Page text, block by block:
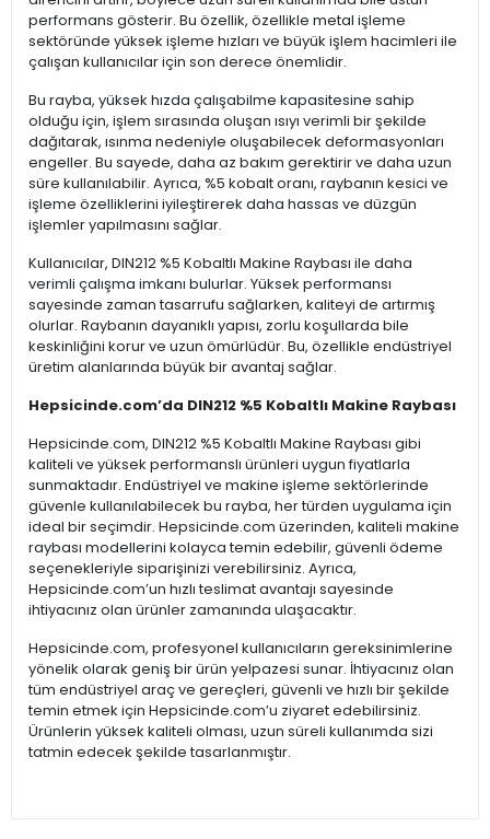
performans gösterir. Bu özellik, özellikle metal işleme
sektöründe yüksek işleme hızları ve büyük işlem hacimleri ile
çalışan kullanıcılar için son derece önemlidir.
Bu rayba, yüksek hızda çalışabilme kapasitesine sahip
olduğu için, işlem sırasında oluşan ısıyı verimli bir şekilde
dağıtarak, ısınma nedeniyle oluşabilecek deformasyonları
engeller. Bu sayede, daha az bakım gerektirir ve daha uzun
süre kullanılabilir. Ayrıca, %5 kobalt oranı, raybanın kesici ve
işleme özelliklerini iyileştirerek daha hassas ve düzgün
işlemler yapılmasını sağlar.
Kullanıcılar, DIN212 %5 Kobaltlı Makine Raybası ile daha
verimli çalışma imkanı bulurlar. Yüksek performansı
sayesinde zaman tasarrufu sağlarken, kaliteyi de artırmış
olurlar. Raybanın dayanıklı yapısı, zorlu koşullarda bile
keskinliğini korur ve uzun ömürlüdür. Bu, özellikle endüstriyel
üretim alanlarında büyük bir avantaj sağlar.
Hepsicinde.com’da DIN212 %5 Kobaltlı Makine Raybası
Hepsicinde.com, DIN212 %5 Kobaltlı Makine Raybası gibi
kaliteli ve yüksek performanslı ürünleri uygun fiyatlarla
sunmaktadır. Endüstriyel ve makine işleme sektörlerinde
güvenle kullanılabilecek bu rayba, her türden uygulama için
ideal bir seçimdir. Hepsicinde.com üzerinden, kaliteli makine
raybası modellerini kolayca temin edebilir, güvenli ödeme
seçenekleriyle siparişinizi verebilirsiniz. Ayrıca,
Hepsicinde.com’un hızlı teslimat avantajı sayesinde
ihtiyacınız olan ürünler zamanında ulaşacaktır.
Hepsicinde.com, profesyonel kullanıcıların gereksinimlerine
yönelik olarak geniş bir ürün yelpazesi sunar. İhtiyacınız olan
tüm endüstriyel araç ve gereçleri, güvenli ve hızlı bir şekilde
temin etmek için Hepsicinde.com’u ziyaret edebilirsiniz.
Ürünlerin yüksek kaliteli olması, uzun süreli kullanımda sizi
tatmin edecek şekilde tasarlanmıştır.